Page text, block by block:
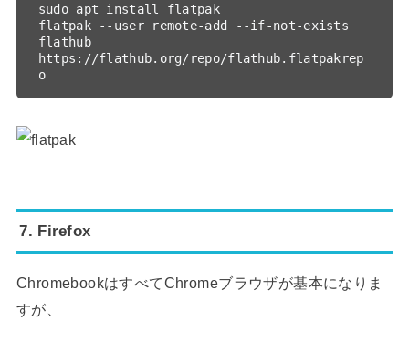
sudo apt install flatpak
flatpak --user remote-add --if-not-exists
flathub
https://flathub.org/repo/flathub.flatpakrep
o
7. Firefox
ChromebookはすべてChromeブラウザが基本になりま
すが、